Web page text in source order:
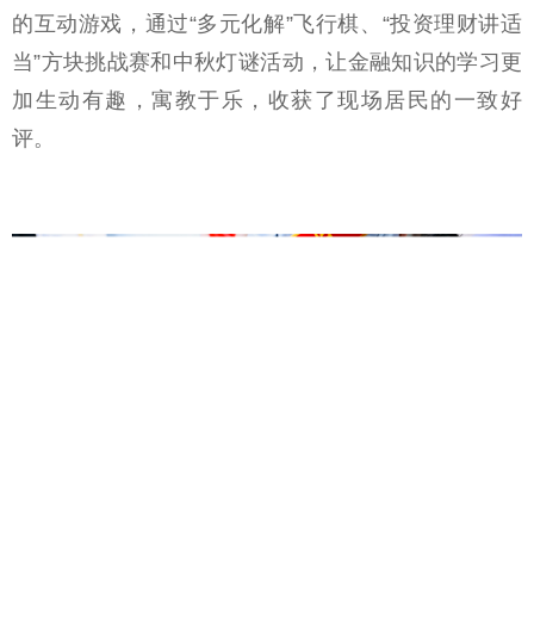
的互动游戏，通过“多元化解”飞行棋、“投资理财讲适
当”方块挑战赛和中秋灯谜活动，让金融知识的学习更
加生动有趣，寓教于乐，收获了现场居民的一致好
评。